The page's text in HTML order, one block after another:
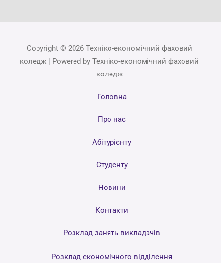
Copyright © 2026 Техніко-економічний фаховий
коледж | Powered by Техніко-економічний фаховий
коледж
Головна
Про нас
Абітурієнту
Студенту
Новини
Контакти
Розклад занять викладачів
Розклад економічного відділення